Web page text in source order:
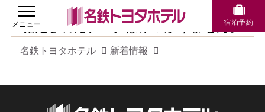
宿泊予約
指定されたデータはみつかりません。
名鉄トヨタホテル 新着情報